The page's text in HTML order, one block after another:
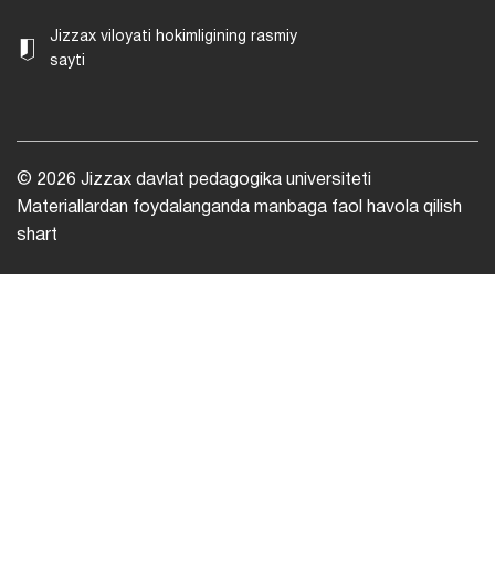
Jizzax viloyati hokimligining rasmiy
sayti
© 2026 Jizzax davlat pedagogika universiteti
Materiallardan foydalanganda manbaga faol havola qilish
shart